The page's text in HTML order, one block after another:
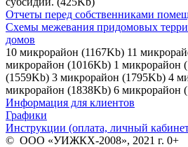
Отчеты перед собственниками
Схемы межевания придомовых
домов
10 микрорайон (1167Kb) 11
микрорайон (1016Kb) 1 микрорайон
(1559Kb) 3 микрорайон (1795Kb) 4
микрорайон (1838Kb) 6 микрорайон
Информация для клиентов
Графики
Инструкции (оплата, личный
© ООО «УИЖКХ-